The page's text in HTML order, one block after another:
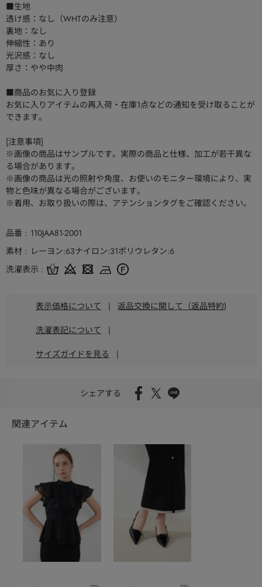
■生地
透け感：なし（WHTのみ注意）
裏地：なし
伸縮性：あり
光沢感：なし
厚さ：やや中肉
■商品のお気に入り登録
お気に入りアイテムの再入荷・在庫1点などの通知を受け取ることが
できます。
[注意事項]
※画像の商品はサンプルです。実際の商品と仕様、加工が若干異な
る場合があります。
※画像の商品は光の照射や角度、お使いのモニター環境により、実
物と色味が異なる場合がございます。
※着用、お取り扱いの際は、アテンションタグをご確認ください。
品番
110JAA81-2001
素材
レーヨン:63ナイロン:31ポリウレタン:6
洗濯表示
表示価格について | 返品交換に関して（返品特約)
洗濯表記について |
サイズガイドを見る |
シェアする
関連アイテム